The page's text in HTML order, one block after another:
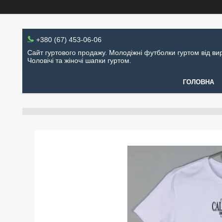
+380 (67) 453-06-06
Сайт гуртового продажу. Молодіжні футболки гуртом від
Чоловічі та жіночі шапки гуртом.
ГОЛОВНА